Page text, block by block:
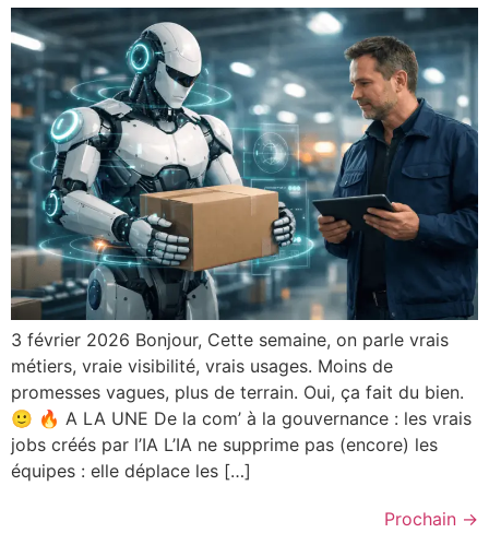
3 février 2026 Bonjour, Cette semaine, on parle vrais
métiers, vraie visibilité, vrais usages. Moins de
promesses vagues, plus de terrain. Oui, ça fait du bien.
🙂 🔥 A LA UNE De la com’ à la gouvernance : les vrais
jobs créés par l’IA L’IA ne supprime pas (encore) les
équipes : elle déplace les […]
Prochain →